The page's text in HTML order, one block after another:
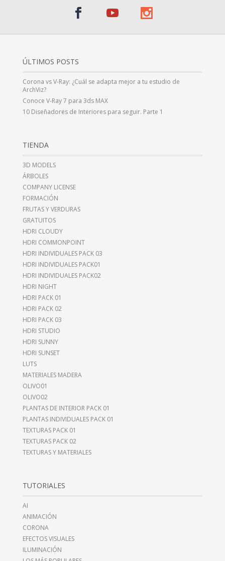
ÚLTIMOS POSTS
Corona vs V-Ray: ¿Cuál se adapta mejor a tu estudio de
ArchViz?
Conoce V-Ray 7 para 3ds MAX
10 Diseñadores de Interiores para seguir. Parte 1
TIENDA
3D MODELS
ÁRBOLES
COMPANY LICENSE
FORMACIÓN
FRUTAS Y VERDURAS
GRATUITOS
HDRI CLOUDY
HDRI COMMONPOINT
HDRI INDIVIDUALES PACK 03
HDRI INDIVIDUALES PACK01
HDRI INDIVIDUALES PACK02
HDRI NIGHT
HDRI PACK 01
HDRI PACK 02
HDRI PACK 03
HDRI STUDIO
HDRI SUNNY
HDRI SUNSET
LUTS
MATERIALES MADERA
OLIVO01
OLIVO02
PLANTAS DE INTERIOR PACK 01
PLANTAS INDIVIDUALES PACK 01
TEXTURAS PACK 01
TEXTURAS PACK 02
TEXTURAS Y MATERIALES
TUTORIALES
AI
ANIMACIÓN
CORONA
EFECTOS VISUALES
ILUMINACIÓN